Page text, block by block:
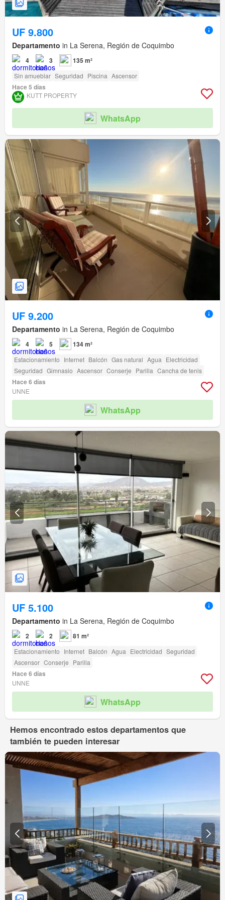
UF 9.800
Departamento in La Serena, Región de Coquimbo
4 3 135 m²
Sin amueblar Seguridad Piscina Ascensor
Hace 5 días
KUTT PROPERTY
WhatsApp
UF 9.200
Departamento in La Serena, Región de Coquimbo
4 5 134 m²
Estacionamiento Internet Balcón Gas natural Agua Electricidad
Seguridad Gimnasio Ascensor Conserje Parilla Cancha de tenis
Hace 6 días
UNNE
WhatsApp
UF 5.100
Departamento in La Serena, Región de Coquimbo
2 2 81 m²
Estacionamiento Internet Balcón Agua Electricidad Seguridad
Ascensor Conserje Parilla
Hace 6 días
UNNE
WhatsApp
Hemos encontrado estos departamentos que
también te pueden interesar